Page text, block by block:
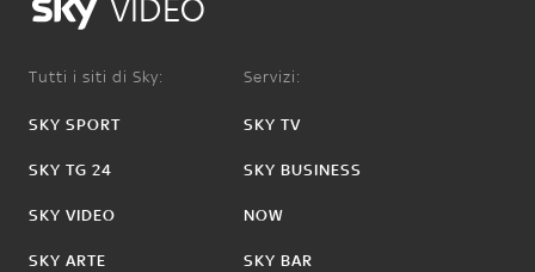
VIDEO
Tutti i siti di Sky:
SKY SPORT
SKY TG 24
SKY VIDEO
SKY ARTE
Servizi:
SKY TV
SKY BUSINESS
NOW
SKY BAR